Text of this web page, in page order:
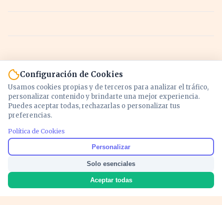
Noticias y análisis de economía, mercados,
inversión y política. Información actualizada
para entender lo que mueve tu dinero y tu
país.
Configuración de Cookies
Usamos cookies propias y de terceros para analizar el tráfico,
personalizar contenido y brindarte una mejor experiencia.
Puedes aceptar todas, rechazarlas o personalizar tus
preferencias.
Política de Cookies
Personalizar
Solo esenciales
Aceptar todas